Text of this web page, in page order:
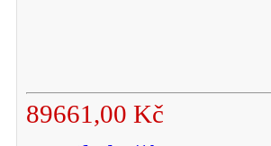
89661,00 Kč